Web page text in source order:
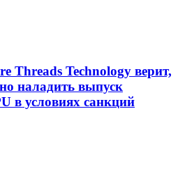
Threads Technology верит,
наладить выпуск
в условиях санкций